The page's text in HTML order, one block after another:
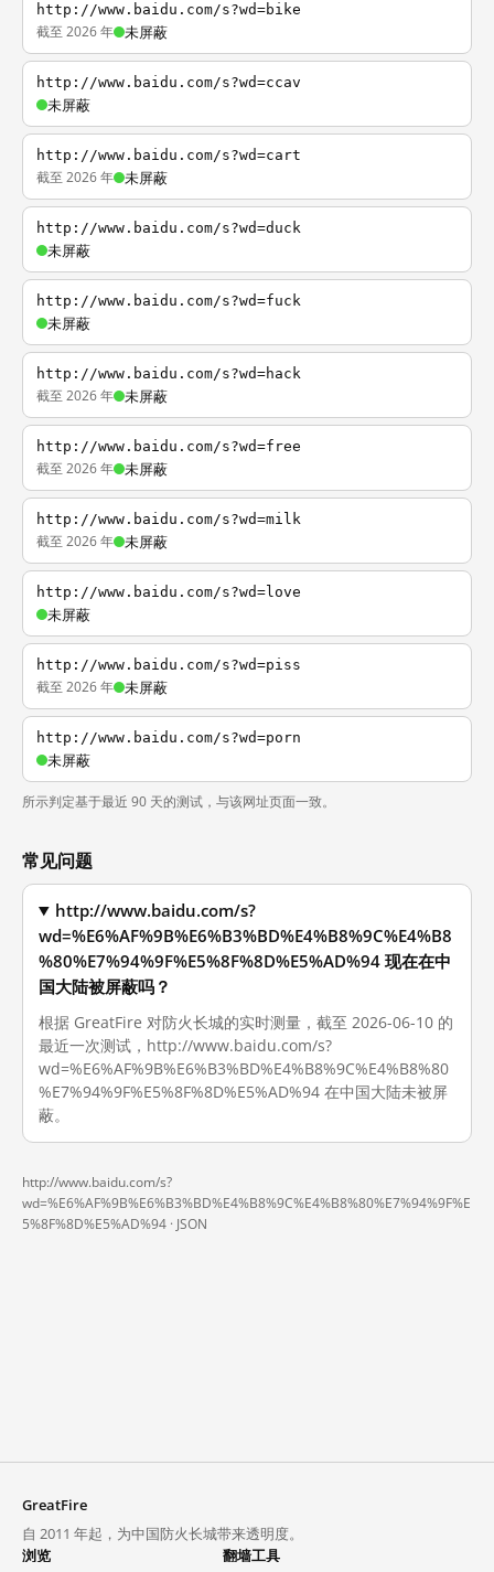
http://www.baidu.com/s?wd=bike
截至 2026 年 未屏蔽
http://www.baidu.com/s?wd=ccav
未屏蔽
http://www.baidu.com/s?wd=cart
截至 2026 年 未屏蔽
http://www.baidu.com/s?wd=duck
未屏蔽
http://www.baidu.com/s?wd=fuck
未屏蔽
http://www.baidu.com/s?wd=hack
截至 2026 年 未屏蔽
http://www.baidu.com/s?wd=free
截至 2026 年 未屏蔽
http://www.baidu.com/s?wd=milk
截至 2026 年 未屏蔽
http://www.baidu.com/s?wd=love
未屏蔽
http://www.baidu.com/s?wd=piss
截至 2026 年 未屏蔽
http://www.baidu.com/s?wd=porn
未屏蔽
所示判定基于最近 90 天的测试，与该网址页面一致。
常见问题
http://www.baidu.com/s?
wd=%E6%AF%9B%E6%B3%BD%E4%B8%9C%E4%B8
%80%E7%94%9F%E5%8F%8D%E5%AD%94 现在在中
国大陆被屏蔽吗？
根据 GreatFire 对防火长城的实时测量，截至 2026-06-10 的
最近一次测试，http://www.baidu.com/s?
wd=%E6%AF%9B%E6%B3%BD%E4%B8%9C%E4%B8%80
%E7%94%9F%E5%8F%8D%E5%AD%94 在中国大陆未被屏
蔽。
http://www.baidu.com/s?
wd=%E6%AF%9B%E6%B3%BD%E4%B8%9C%E4%B8%80%E7%94%9F%E
5%8F%8D%E5%AD%94 · JSON
GreatFire
自 2011 年起，为中国防火长城带来透明度。
浏览
翻墙工具